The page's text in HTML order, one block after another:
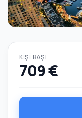
KIŞI BAŞI
709 €